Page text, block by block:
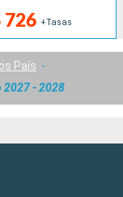
726 +Tasas
País
2027 - 2028